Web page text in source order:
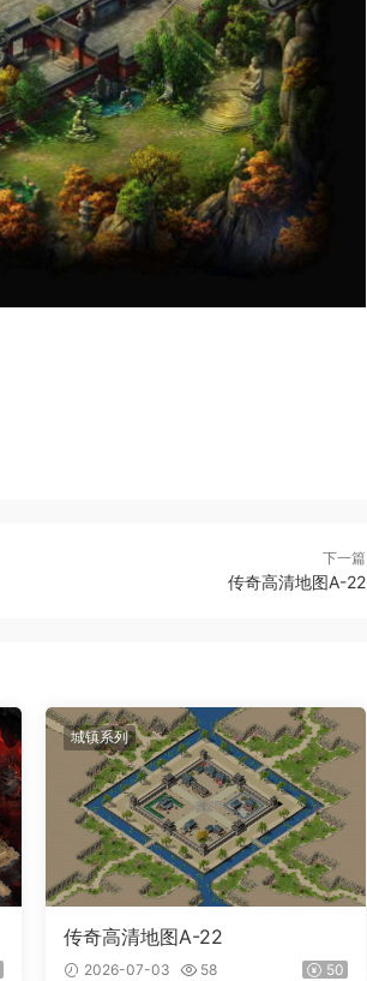
下一篇
传奇高清地图A-22
城镇系列
传奇高清地图A-22
2026-07-03 58 50